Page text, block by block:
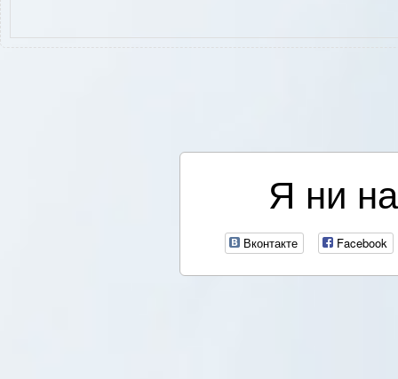
Я ни
Вконтакте Facebook